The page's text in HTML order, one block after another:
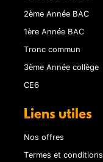
2ème Année BAC
1ère Année BAC
Tronc commun
3ème Année collège
CE6
Liens utiles
Nos offres
Termes et conditions